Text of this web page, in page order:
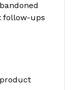
follow-ups